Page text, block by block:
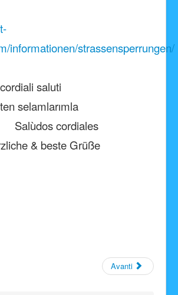
informationen/strassensperrungen/
saluti
cordiales
& beste Grüße
Avanti